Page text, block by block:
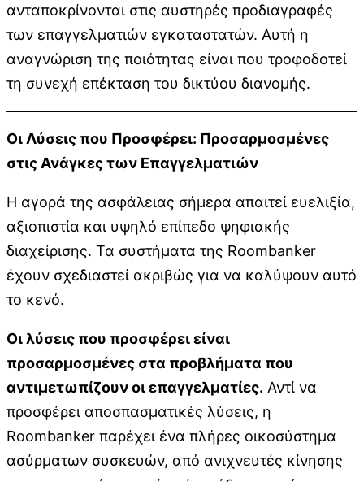
ανταποκρίνονται στις αυστηρές προδιαγραφές
των επαγγελματιών εγκαταστατών. Αυτή η
αναγνώριση της ποιότητας είναι που τροφοδοτεί
τη συνεχή επέκταση του δικτύου διανομής.
Οι Λύσεις που Προσφέρει: Προσαρμοσμένες
στις Ανάγκες των Επαγγελματιών
Η αγορά της ασφάλειας σήμερα απαιτεί ευελιξία,
αξιοπιστία και υψηλό επίπεδο ψηφιακής
διαχείρισης. Τα συστήματα της Roombanker
έχουν σχεδιαστεί ακριβώς για να καλύψουν αυτό
το κενό.
Οι λύσεις που προσφέρει είναι
προσαρμοσμένες στα προβλήματα που
αντιμετωπίζουν οι επαγγελματίες. Αντί να
προσφέρει αποσπασματικές λύσεις, η
Roombanker παρέχει ένα πλήρες οικοσύστημα
ασύρματων συσκευών, από ανιχνευτές κίνησης